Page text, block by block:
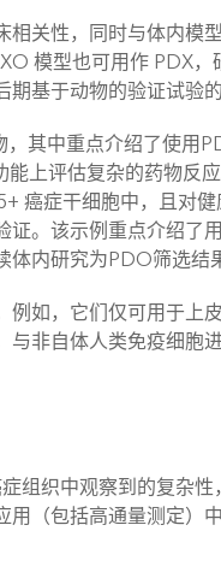
关性，同时与体内模
模型也可用作 PDX
基于动物的验证试验的
其中重点介绍了使用
能上评估复杂的药物反
癌症干细胞中，且对
。该示例重点介绍了
内研究为PDO筛选结
如，它们仅可用于上
与非自体人类免疫细胞
组织中观察到的复杂
（包括高通量测定）